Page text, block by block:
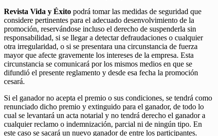
Revista Vida y Éxito podrá tomar las medidas de seguridad que
considere pertinentes para el adecuado desenvolvimiento de la
promoción, reservándose incluso el derecho de suspenderla sin
responsabilidad, si se llegar a detectar defraudaciones o cualquier
otra irregularidad, o si se presentara una circunstancia de fuerza
mayor que afecte gravemente los intereses de la empresa. Esta
circunstancia se comunicará por los mismos medios en que se
difundió el presente reglamento y desde esa fecha la promoción
cesará.
Si el ganador no acepta el premio o sus condiciones, se tendrá como
renunciado dicho premio y extinguido para el ganador, de todo lo
cual se levantará un acta notarial y no tendrá derecho el ganador a
cualquier reclamo o indemnización, parcial ni de ningún tipo. En
este caso se sacará un nuevo ganador de entre los participantes.